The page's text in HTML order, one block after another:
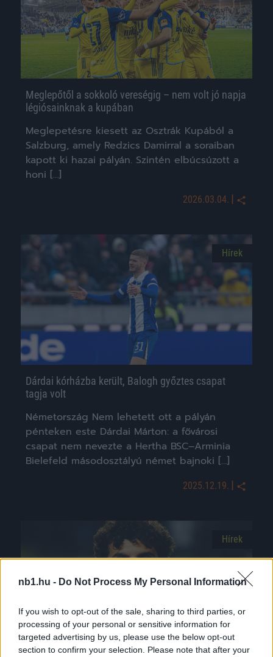
nb1.hu - Do Not Process My Personal Information
If you wish to opt-out of the sale, sharing to third parties, or
processing of your personal or sensitive information for
targeted advertising by us, please use the below opt-out
section to confirm your selection. Please note that after your
Meglepőtől a sokkoló vereségig – nem volt jó napja
légiósainknak a kupában
Meglepetésre kiesett az Osztrák Kupából a
Salzburg, amely Redzics Damirral a soraiban
kapott ki hazai pályán. Szintén elbúcsúzott a
honi […]
2026.03.04. |
Hírek
Dárdai kórházba került, Balogh győztes csapat
tagja volt
Németország Nem lehetett ott a pályán
pénteken este Dárdai Márton: a fővárosi
csapat nem nevezte a Hertha BSC–Arminia
Bielefeld másodosztályú német bajnoki […]
2025.12.19. |
Hírek